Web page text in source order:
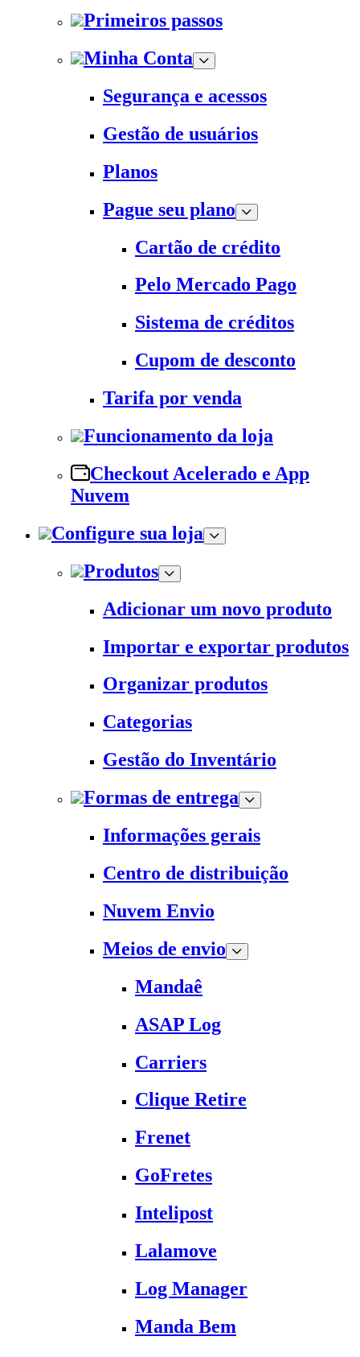
Primeiros passos
Minha Conta
Segurança e acessos
Gestão de usuários
Planos
Pague seu plano
Cartão de crédito
Pelo Mercado Pago
Sistema de créditos
Cupom de desconto
Tarifa por venda
Funcionamento da loja
Checkout Acelerado e App
Nuvem
Configure sua loja
Produtos
Adicionar um novo produto
Importar e exportar produtos
Organizar produtos
Categorias
Gestão do Inventário
Formas de entrega
Informações gerais
Centro de distribuição
Nuvem Envio
Meios de envio
Mandaê
ASAP Log
Carriers
Clique Retire
Frenet
GoFretes
Intelipost
Lalamove
Log Manager
Manda Bem